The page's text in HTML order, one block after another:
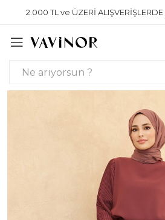
2.000 TL ve ÜZERİ ALIŞVERİŞLERDE